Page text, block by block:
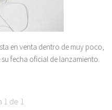
en venta dentro de muy poco,
fecha oficial de lanzamiento.
1 de 1